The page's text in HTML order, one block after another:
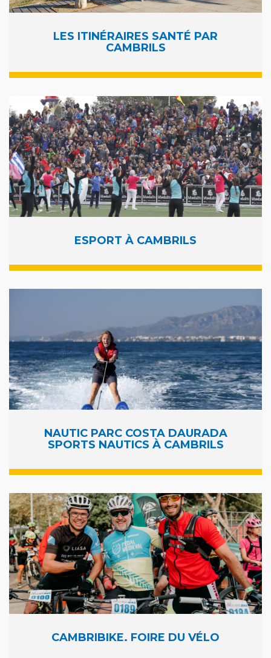
LES ITINÉRAIRES SANTÉ PAR
CAMBRILS
ESPORT À CAMBRILS
NAUTIC PARC COSTA DAURADA
SPORTS NAUTICS À CAMBRILS
CAMBRIBIKE. FOIRE DU VÉLO